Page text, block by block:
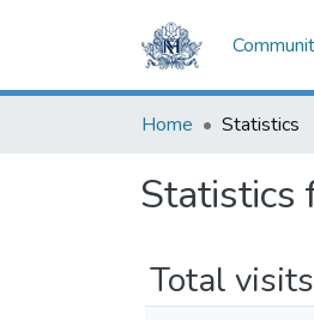
Home Statistics
Statistics
Total visits